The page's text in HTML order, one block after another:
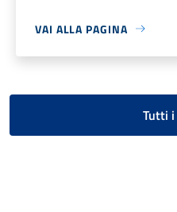
VAI ALLA PAGINA
Tutti